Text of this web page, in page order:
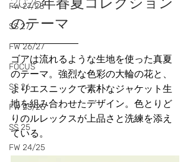
FW 27/28
SS 27
FW 26/27
FOCUS
SS 26
FW 25/26
SS 25
FW 24/25
のテーマ
ゴアは流れるような生地を使った真夏
のテーマ。強烈な色彩の大輪の花と、
よりエスニックで素朴なジャケット生
地を組み合わせたデザイン。色とりど
りのルレックスが上品さと洗練を添え
ている。